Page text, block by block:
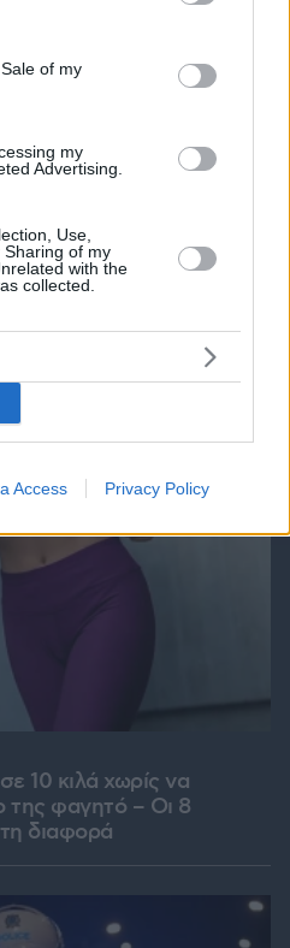
and its third-party tags to
purposes in below Google
of my
my
Advertising.
Use,
of my
with the
collected.
Access Privacy Policy
Heights Candy
10 κιλά χωρίς να
της φαγητό – Οι 8
διαφορά